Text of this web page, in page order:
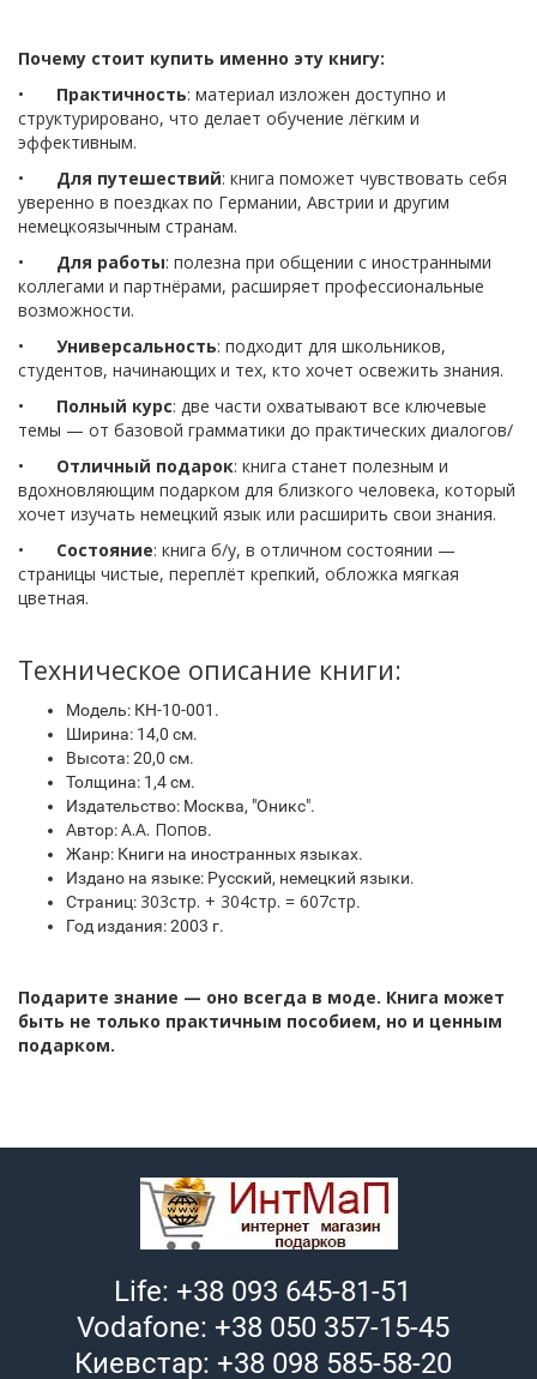
Почему стоит купить именно эту книгу:
•
Практичность: материал изложен доступно и
структурировано, что делает обучение лёгким и
эффективным.
•
Для путешествий: книга поможет чувствовать себя
уверенно в поездках по Германии, Австрии и другим
немецкоязычным странам.
•
Для работы: полезна при общении с иностранными
коллегами и партнёрами, расширяет профессиональные
возможности.
•
Универсальность: подходит для школьников,
студентов, начинающих и тех, кто хочет освежить знания.
•
Полный курс: две части охватывают все ключевые
темы — от базовой грамматики до практических диалогов/
•
Отличный подарок: книга станет полезным и
вдохновляющим подарком для близкого человека, который
хочет изучать немецкий язык или расширить свои знания.
•
Состояние: книга б/у, в отличном состоянии —
страницы чистые, переплёт крепкий, обложка мягкая
цветная.
Техническое описание книги:
Модель: КН-10-001.
Ширина: 14,0 см.
Высота: 20,0 см.
Толщина: 1,4 см.
Издательство: Москва, "Оникс".
Автор:А.А. Попов.
Жанр: Книги на иностранных языках.
Издано на языке: Русский, немецкий языки.
Страниц: 303стр. + 304стр. = 607стр.
Год издания: 2003 г.
Подарите знание — оно всегда в моде. Книга может
быть не только практичным пособием, но и ценным
подарком.
Life: +38 093 645-81-51
Vodafone: +38 050 357-15-45
Киевстар: +38 098 585-58-20